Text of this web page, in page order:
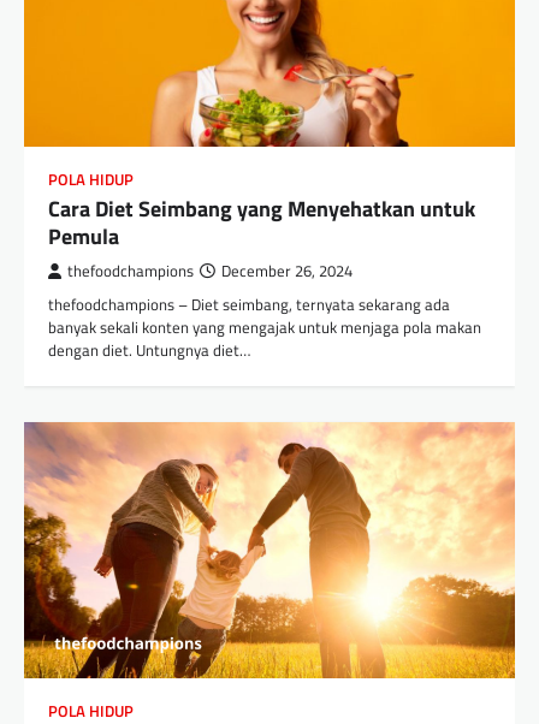
POLA HIDUP
Cara Diet Seimbang yang Menyehatkan untuk
Pemula
thefoodchampions December 26, 2024
thefoodchampions – Diet seimbang, ternyata sekarang ada
banyak sekali konten yang mengajak untuk menjaga pola makan
dengan diet. Untungnya diet…
POLA HIDUP